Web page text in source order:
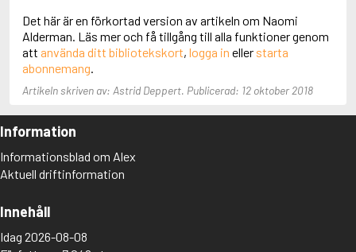
Adams, Herbert
Adams, Jane
Adams, Richard
Adbåge, Emma
Adbåge, Lisen
Adichie, Chimamanda Ngozi
Adiga, Aravind
Adler-Olsen, Jussi
Adlerbeth, Gudmund Jöran
Adnan, Etel
Adolfsson, Evert
Adolfsson, Josefine
Det här är en förkortad version av artikeln om Naomi
Alderman. Läs mer och få tillgång till alla funktioner genom
att använda ditt bibliotekskort, logga in eller starta
abonnemang.
Artikeln skriven av: Astrid Deppert. Publicerad: 12 oktober 2018
Information
Informationsblad om Alex
Aktuell driftinformation
Innehåll
Idag 2026-08-08